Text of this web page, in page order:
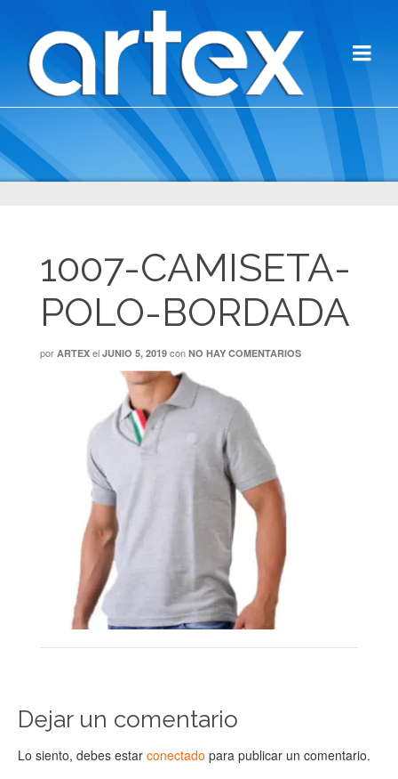
1007-CAMISETA-
POLO-BORDADA
por ARTEX el JUNIO 5, 2019 con NO HAY COMENTARIOS
Dejar un comentario
Lo siento, debes estar conectado para publicar un comentario.